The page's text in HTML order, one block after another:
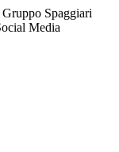
Spaggiari
Media